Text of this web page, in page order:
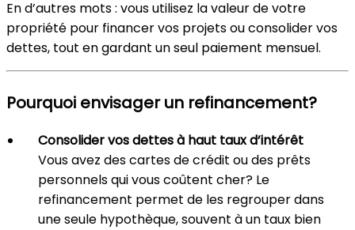
En d’autres mots : vous utilisez la valeur de votre
propriété pour financer vos projets ou consolider vos
dettes, tout en gardant un seul paiement mensuel.
Pourquoi envisager un refinancement?
Consolider vos dettes à haut taux d’intérêt
Vous avez des cartes de crédit ou des prêts
personnels qui vous coûtent cher? Le
refinancement permet de les regrouper dans
une seule hypothèque, souvent à un taux bien